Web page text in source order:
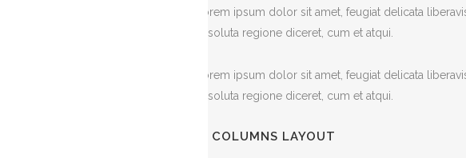
Lorem ipsum dolor sit amet, feugiat delicata
at soluta regione diceret, cum et atqui.
Lorem ipsum dolor sit amet, feugiat delicata
at soluta regione diceret, cum et atqui.
COLUMNS LAYOUT